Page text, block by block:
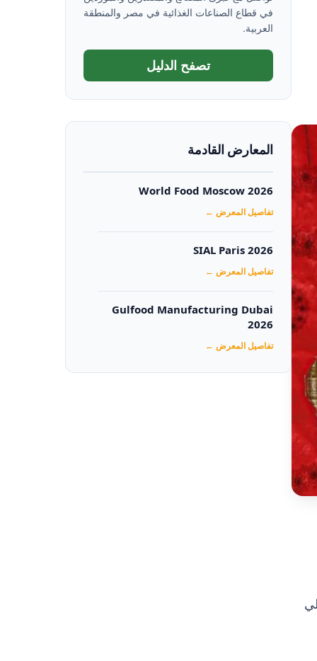
في قطاع الصناعات الغذائية في مصر والمنطقة
العربية.
تصفح الدليل
المعارض القادمة
World Food Moscow 2026
تفاصيل المعرض ←
SIAL Paris 2026
تفاصيل المعرض ←
Gulfood Manufacturing Dubai
2026‏
تفاصيل المعرض ←